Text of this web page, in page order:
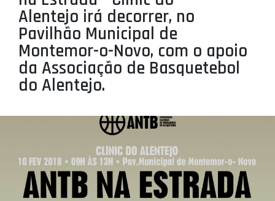
Alentejo irá decorrer, no
Pavilhão Municipal de
Montemor-o-Novo, com o apoio
da Associação de Basquetebol
do Alentejo.